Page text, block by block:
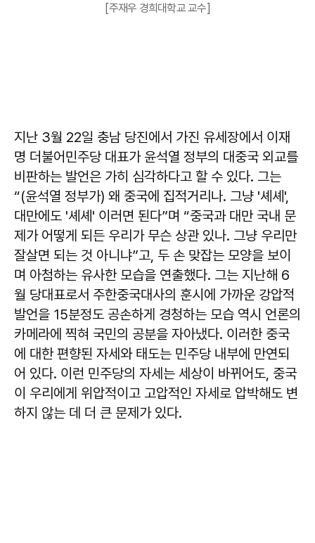
[주재우 경희대학교 교수]
지난 3월 22일 충남 당진에서 가진 유세장에서 이재
명 더불어민주당 대표가 윤석열 정부의 대중국 외교를
비판하는 발언은 가히 심각하다고 할 수 있다. 그는
“(윤석열 정부가) 왜 중국에 집적거리나. 그냥 '셰셰',
대만에도 '셰셰' 이러면 된다”며 “중국과 대만 국내 문
제가 어떻게 되든 우리가 무슨 상관 있나. 그냥 우리만
잘살면 되는 것 아니냐”고, 두 손 맞잡는 모양을 보이
며 아첨하는 유사한 모습을 연출했다. 그는 지난해 6
월 당대표로서 주한중국대사의 훈시에 가까운 강압적
발언을 15분정도 공손하게 경청하는 모습 역시 언론의
카메라에 찍혀 국민의 공분을 자아냈다. 이러한 중국
에 대한 편향된 자세와 태도는 민주당 내부에 만연되
어 있다. 이런 민주당의 자세는 세상이 바뀌어도, 중국
이 우리에게 위압적이고 고압적인 자세로 압박해도 변
하지 않는 데 더 큰 문제가 있다.